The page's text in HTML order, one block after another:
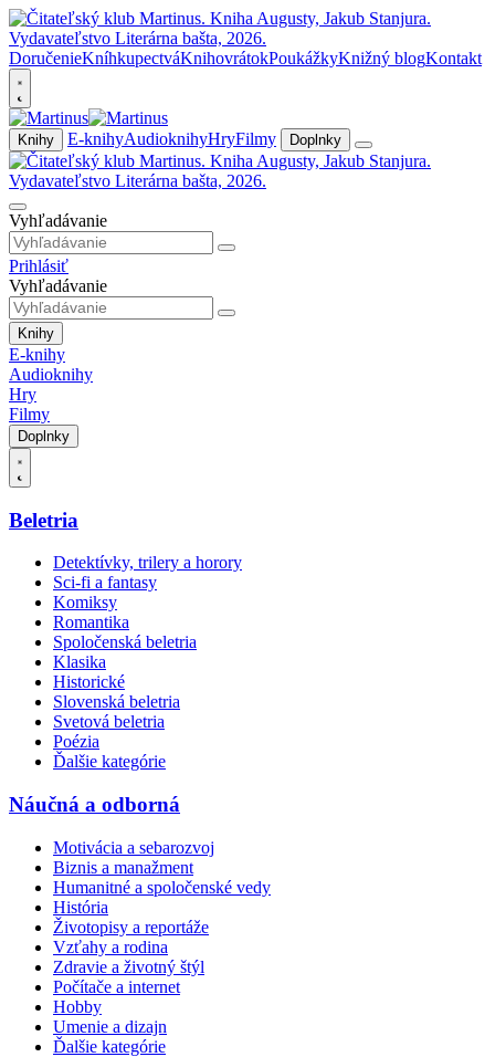
DoručenieKníhkupectváKnihovrátokPoukážkyKnižný blogKontakt
Knihy E-knihyAudioknihyHryFilmy Doplnky
Vyhľadávanie
Prihlásiť
Vyhľadávanie
Knihy
E-knihy
Audioknihy
Hry
Filmy
Doplnky
Beletria
Detektívky, trilery a horory
Sci-fi a fantasy
Komiksy
Romantika
Spoločenská beletria
Klasika
Historické
Slovenská beletria
Svetová beletria
Poézia
Ďalšie kategórie
Náučná a odborná
Motivácia a sebarozvoj
Biznis a manažment
Humanitné a spoločenské vedy
História
Životopisy a reportáže
Vzťahy a rodina
Zdravie a životný štýl
Počítače a internet
Hobby
Umenie a dizajn
Ďalšie kategórie